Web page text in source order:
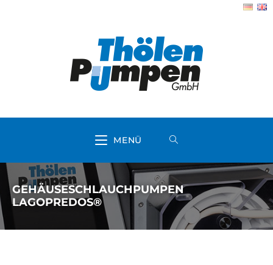
MENÜ
GEHÄUSESCHLAUCHPUMPEN
LAGOPREDOS®